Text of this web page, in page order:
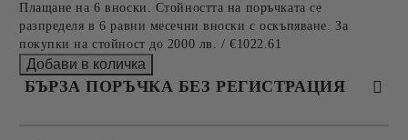
Плащане на 6 вноски. Стойността на поръчката се
разпределя в 6 равни месечни вноски с оскъпяване. За
покупки на стойност до 2000 лв. / €1022.61
БЪРЗА ПОРЪЧКА БЕЗ РЕГИСТРАЦИЯ